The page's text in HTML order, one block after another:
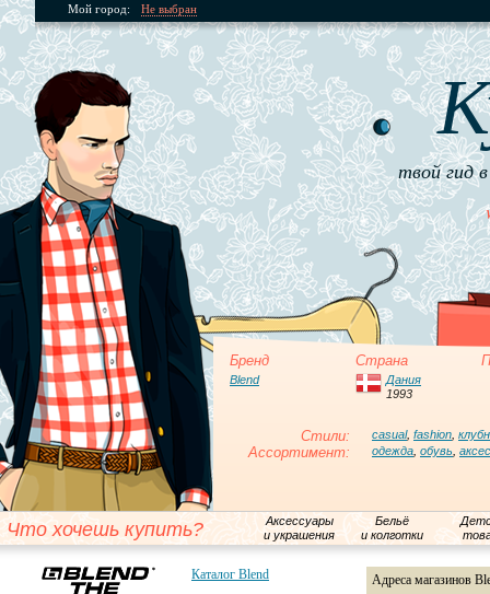
Мой город: Не выбран
твой гид
Бренд Страна
Blend
Дания
1993
Стили: casual, fashion
Ассортимент: одежда обувь
Что хочешь купить?
Аксессуары
и украшения
Бельё
и колготки
Каталог Blend Адреса магазинов